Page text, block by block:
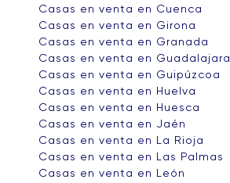
Casas en venta en Cuenca
Casas en venta en Girona
Casas en venta en Granada
Casas en venta en Guadalajara
Casas en venta en Guipúzcoa
Casas en venta en Huelva
Casas en venta en Huesca
Casas en venta en Jaén
Casas en venta en La Rioja
Casas en venta en Las Palmas
Casas en venta en León